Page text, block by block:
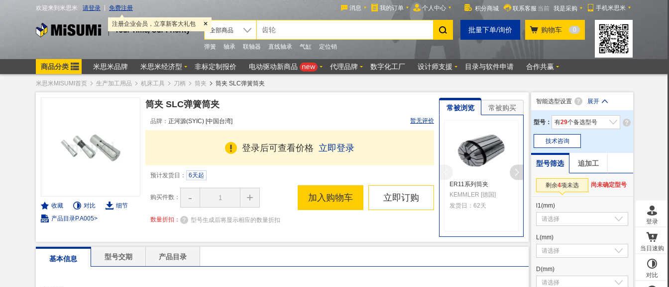
米思米MISUMI首页 生产加工用品 机床工具 刀柄 筒夹 筒夹 SLC弹簧筒夹
收藏 对比
细节
产品目录P.A005>
筒夹 SLC弹簧筒夹
品牌： 正河源(SYIC) [中国台湾] 暂无评价
登录后可查看价格 立即登录
预计发货日： 6天起
购买件数： - +
数量折扣： 型号生成后将显示相应的数量折扣
加入购物车 立即订购
常被浏览 常被购买
ER11系列筒夹
KEMMLER [德国]
发货日：62天
筒夹 直柄弹性筒夹本体
精展(JINGZHAN) [中国]
发货日：50天
筒夹 筒夹-
基本信息 型号交期 产品目录
智能选型设置 展开
型号： 有29个备选型号
技术咨询
型号筛选 追加工
剩余4项未选 尚未确定型号
l1(mm)
L(mm)
D(mm)